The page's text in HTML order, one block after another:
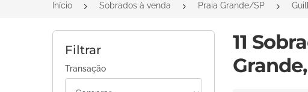
Início Sobrados à venda Praia Grande/SP
Filtrar
Transação
11